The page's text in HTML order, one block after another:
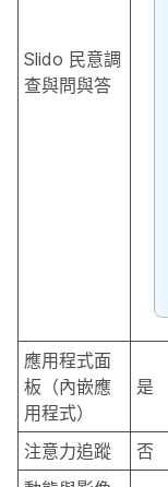
Slido 民意調
查與問與答
應用程式面
板（內嵌應
用程式）
是
注意力追蹤 否